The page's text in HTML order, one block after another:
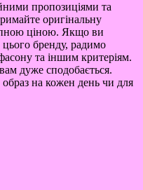
пропозиціями та
оригінальну
ціною. Якщо ви
бренду, радимо
та іншим критеріям.
дуже сподобається.
на кожен день чи для